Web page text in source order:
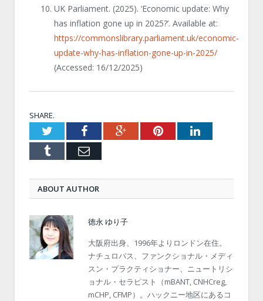
UK Parliament. (2025). ‘Economic update: Why
has inflation gone up in 2025?’. Available at:
https://commonslibrary.parliament.uk/economic-
update-why-has-inflation-gone-up-in-2025/
(Accessed: 16/12/2025)
SHARE.
TwitterFacebookGoogle+PinterestLinkedIn
Tumblr Email
ABOUT AUTHOR
徳永 ゆり子
大阪府出身、1996年よりロンドン在住。
ナチュロパス、ファンクショナル・メディ
スン・プラクティショナー、ニュートリシ
ョナル・セラピスト（mBANT, CNHCreg,
mCHP, CFMP）。ハックニー地区にあるコ